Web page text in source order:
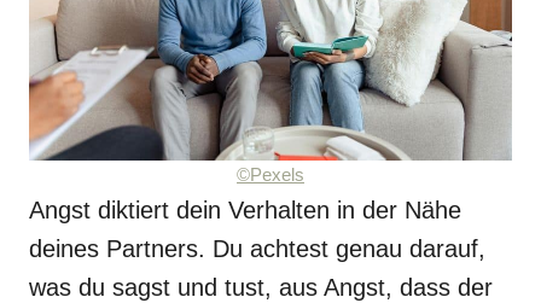
©Pexels
Angst diktiert dein Verhalten in der Nähe
deines Partners. Du achtest genau darauf,
was du sagst und tust, aus Angst, dass der